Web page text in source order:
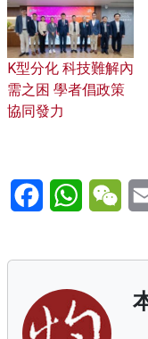
K型分化 科技難解內
需之困 學者倡政策
協同發力
FacebookWhatsApp